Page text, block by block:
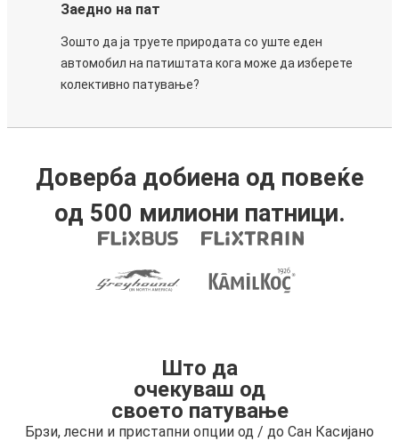
Заедно на пат
Зошто да ја труете природата со уште еден
автомобил на патиштата кога може да изберете
колективно патување?
Доверба добиена од повеќе
од 500 милиони патници.
Што да
очекуваш од
своето патување
Брзи, лесни и пристапни опции од / до Сан Касијано